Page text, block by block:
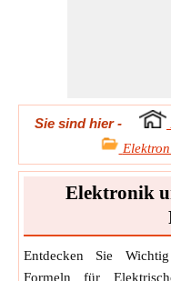
Sie sind hier-
Elektronik
Entdecken Sie
Formeln für